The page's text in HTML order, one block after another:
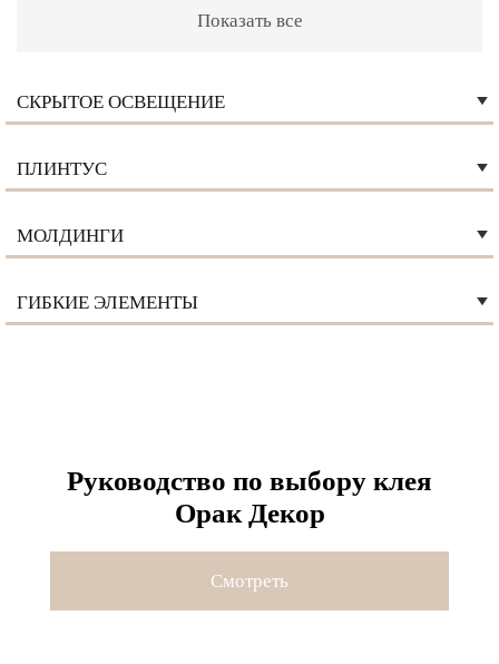
Показать все
СКРЫТОЕ ОСВЕЩЕНИЕ
ПЛИНТУС
МОЛДИНГИ
ГИБКИЕ ЭЛЕМЕНТЫ
Руководство по выбору клея
Орак Декор
Смотреть